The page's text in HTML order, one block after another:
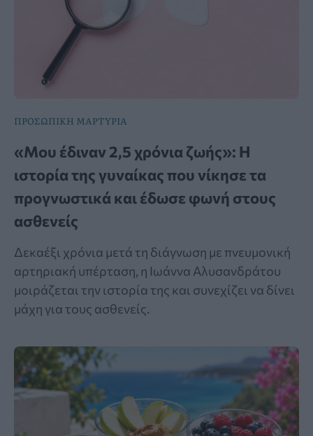
ΠΡΟΣΩΠΙΚΗ ΜΑΡΤΥΡΙΑ
«Μου έδιναν 2,5 χρόνια ζωής»: Η
ιστορία της γυναίκας που νίκησε τα
προγνωστικά και έδωσε φωνή στους
ασθενείς
Δεκαέξι χρόνια μετά τη διάγνωση με πνευμονική
αρτηριακή υπέρταση, η Ιωάννα Αλυσανδράτου
μοιράζεται την ιστορία της και συνεχίζει να δίνει
μάχη για τους ασθενείς.